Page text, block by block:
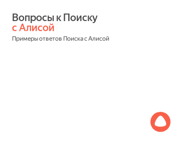
с Алисой
Примеры ответов Поиска с Алисой